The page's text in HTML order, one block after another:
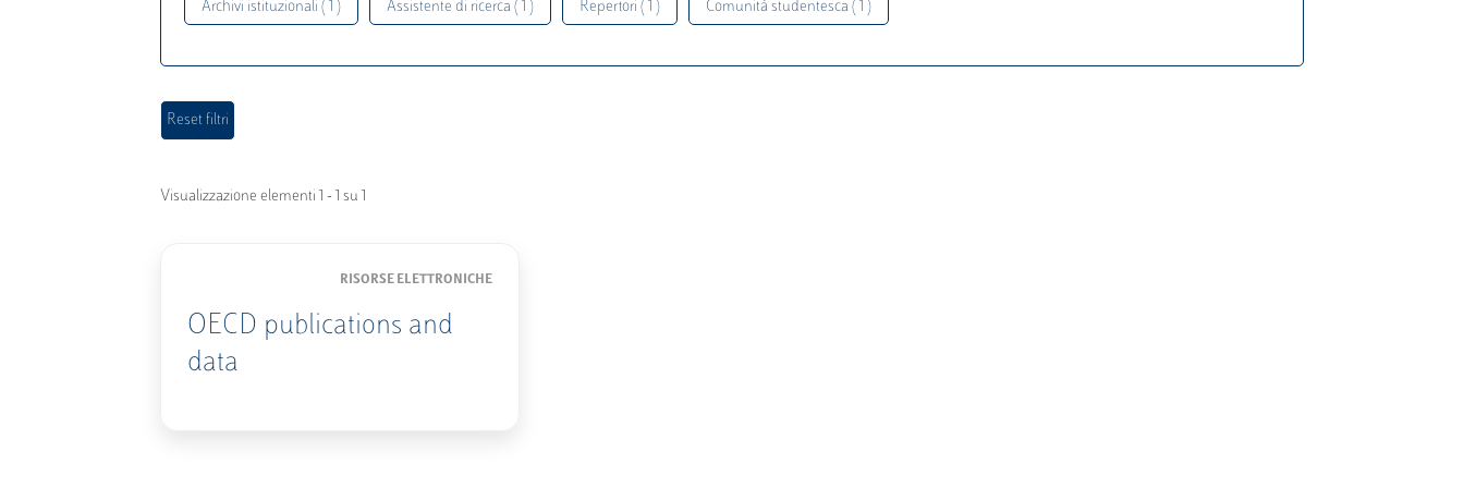
Archivi istituzionali ( 1 ) Assistente di ricerca ( 1 ) Repertori ( 1 ) Comunità studentesca ( 1 )
Visualizzazione elementi 1 - 1 su 1
RISORSE ELETTRONICHE
OECD publications and
data